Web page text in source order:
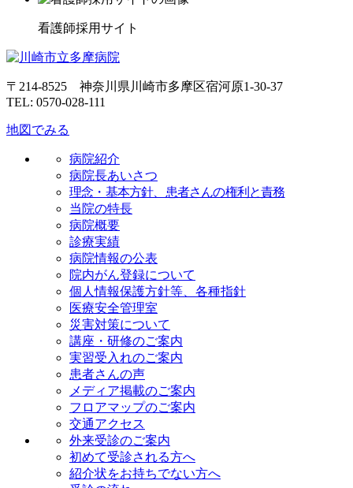
看護師採用サイト
〒214-8525 神奈川県川崎市多摩区宿河原1-30-37
TEL: 0570-028-111
地図でみる
病院紹介
病院長あいさつ
理念・基本方針、患者さんの権利と責務
当院の特長
病院概要
診療実績
病院情報の公表
院内がん登録について
個人情報保護方針等、各種指針
医療安全管理室
災害対策について
講座・研修のご案内
実習受入れのご案内
患者さんの声
メディア掲載のご案内
フロアマップのご案内
交通アクセス
外来受診のご案内
初めて受診される方へ
紹介状をお持ちでない方へ